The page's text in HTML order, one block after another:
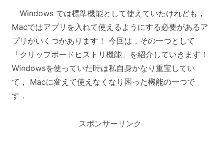
Windows では標準機能として使えていたけれども，
Macではアプリを入れて使えるようにする必要があるア
プリがいくつかあります！ 今回は，その一つとして
「クリップボードヒストリ機能」を紹介していきます！
Windowsを使っていた時は私自身かなり重宝してい
て， Macに変えて使えなくなり困った機能の一つで
す．
スポンサーリンク